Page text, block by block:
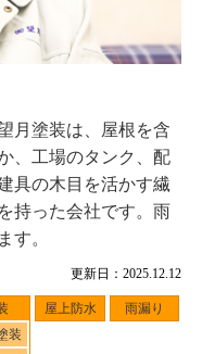
更新日：2025.12.12
装
屋上防水 雨漏り
月塗装は、屋根を含
、工場のタンク、配
具の木目を活かす繊
持った会社です。雨
す。